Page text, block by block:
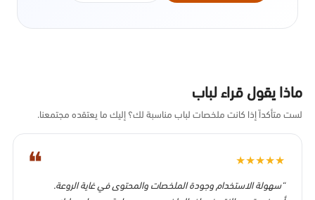
ماذا يقول قراء لباب
لست متأكداً إذا كانت ملخصات لباب مناسبة لك؟ إليك ما يعتقده مجتمعنا.
❝ ★
★
★
★
★
“سهولة الاستخدام وجودة الملخصات والمحتوى في غاية الروعة.